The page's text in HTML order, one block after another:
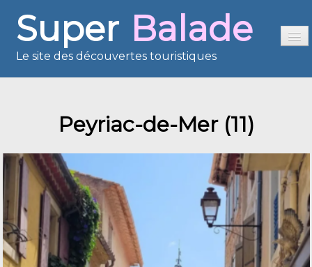
Super Balade
Le site des découvertes touristiques
Sommaire
Reportages
France en images
Europe en images
Les îles en images
Peyriac-de-Mer (11)